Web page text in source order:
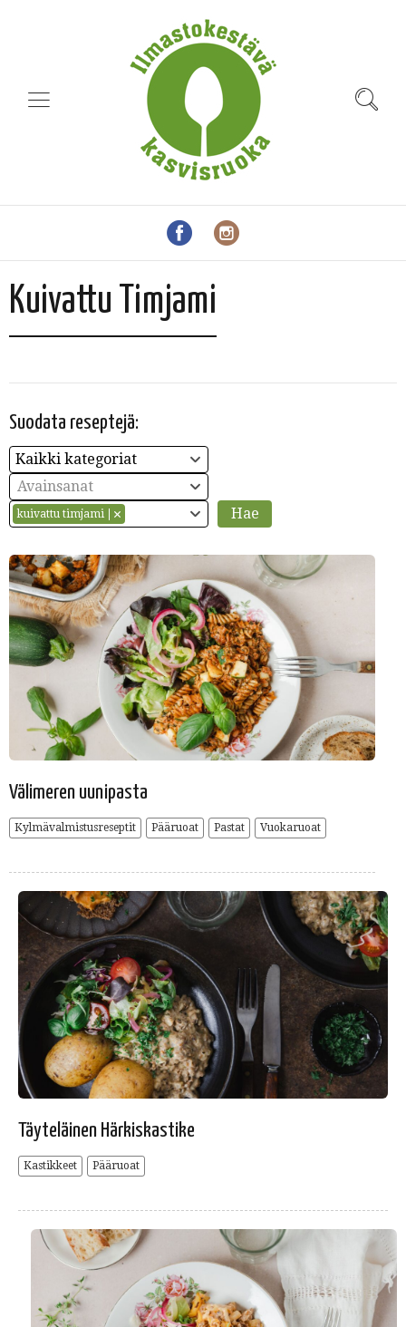
Kuivattu Timjami
Suodata reseptejä:
Kaikki kategoriat
Avainsanat
kuivattu timjami
Välimeren uunipasta
Kylmävalmistusreseptit Pääruoat Pastat Vuokaruoat
Täyteläinen Härkiskastike
Kastikkeet Pääruoat